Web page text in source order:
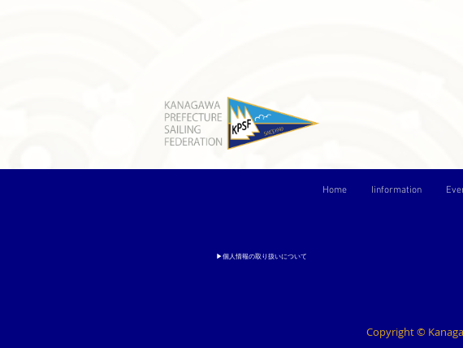
Home Iinformation
▶個人情報の取り扱いについて
Copyright ©